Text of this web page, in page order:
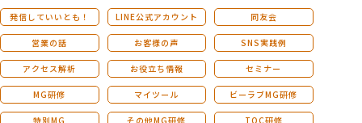
発信していいとも！ LINE公式アカウント 同友会
営業の話 お客様の声 SNS実践例
アクセス解析 お役立ち情報 セミナー
MG研修 マイツール ビーラブMG研修
特別MG その他MG研修 TOC研修